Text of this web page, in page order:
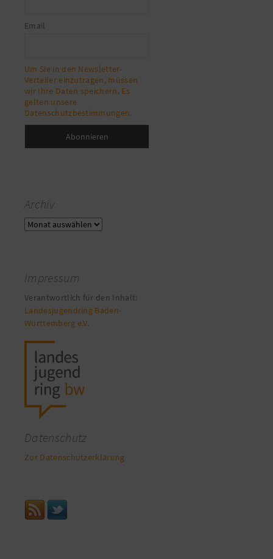
Email
Um Sie in den Newsletter-
Verteiler einzutragen, müssen
wir Ihre Daten speichern. Es
gelten unsere
Datenschutzbestimmungen.
Archiv
Archiv
Impressum
Verantwortlich für den Inhalt:
Landesjugendring Baden-
Württemberg e.V.
Datenschutz
Zur Datenschutzerklärung